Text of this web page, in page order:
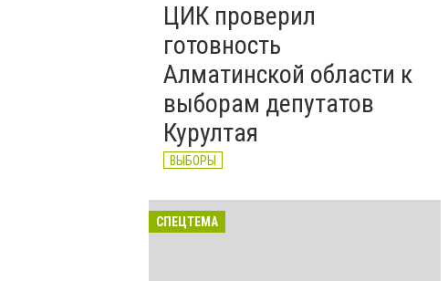
ЦИК проверил
готовность
Алматинской области к
выборам депутатов
Курултая
ВЫБОРЫ
СПЕЦТЕМА